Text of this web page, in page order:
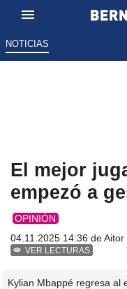
NOTICIAS
El mejor
empezó a
OPINIÓN
04.11.2025 14:36 deAitor
VER LECTURAS
Kylian Mbappé regresa al